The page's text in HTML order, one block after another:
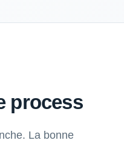
process
La bonne